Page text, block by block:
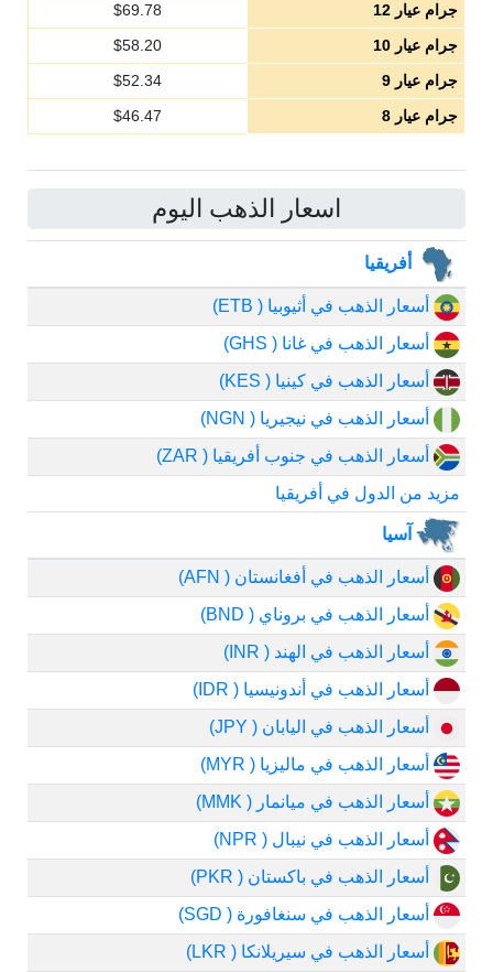
جرام عيار 12
$69.78
جرام عيار 10
$58.20
جرام عيار 9
$52.34
جرام عيار 8
$46.47
اسعار الذهب اليوم
أفريقيا
أسعار الذهب في أثيوبيا ( ETB)
أسعار الذهب في غانا ( GHS)
أسعار الذهب في كينيا ( KES)
أسعار الذهب في نيجيريا ( NGN)
أسعار الذهب في جنوب أفريقيا ( ZAR)
مزيد من الدول في أفريقيا
آسيا
أسعار الذهب في أفغانستان ( AFN)
أسعار الذهب في بروناي ( BND)
أسعار الذهب في الهند ( INR)
أسعار الذهب في أندونيسيا ( IDR)
أسعار الذهب في اليابان ( JPY)
أسعار الذهب في ماليزيا ( MYR)
أسعار الذهب في ميانمار ( MMK)
أسعار الذهب في نيبال ( NPR)
أسعار الذهب في باكستان ( PKR)
أسعار الذهب في سنغافورة ( SGD)
أسعار الذهب في سيريلانكا ( LKR)